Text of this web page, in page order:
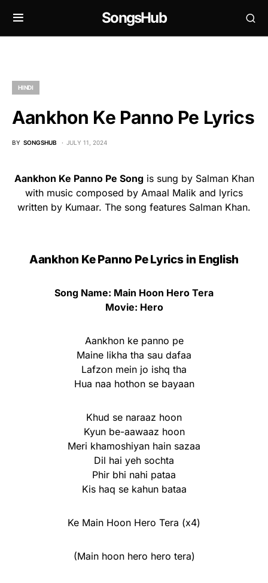
SongsHub
HINDI
Aankhon Ke Panno Pe Lyrics
BY SONGSHUB JULY 11, 2024
Aankhon Ke Panno Pe Songis sung by Salman Khan
with music composed by Amaal Malik and lyrics
written by Kumaar. The song features Salman Khan.
Aankhon Ke Panno Pe Lyrics in English
Song Name: Main Hoon Hero Tera
Movie: Hero
Aankhon ke panno pe
Maine likha tha sau dafaa
Lafzon mein jo ishq tha
Hua naa hothon se bayaan
Khud se naraaz hoon
Kyun be-aawaaz hoon
Meri khamoshiyan hain sazaa
Dil hai yeh sochta
Phir bhi nahi pataa
Kis haq se kahun bataa
Ke Main Hoon Hero Tera (x4)
(Main hoon hero hero tera)